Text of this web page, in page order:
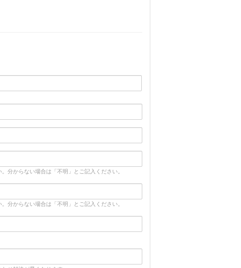
分からない場合は「不明」とご記入ください。
分からない場合は「不明」とご記入ください。